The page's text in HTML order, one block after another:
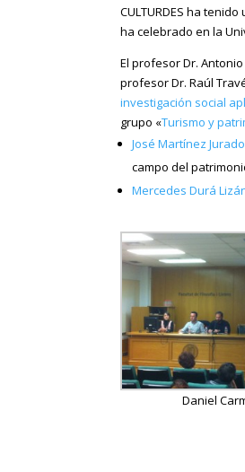
CULTURDES ha
ha celebrado en la
El profesor Dr.
profesor Dr. Raúl
investigación social
grupo «Turismo y
José Martínez Jurado
campo del
Mercedes Durá
Daniel